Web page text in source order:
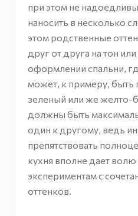
при этом не
наносить в несколько
этом родственные
друг от друга на тон
оформлении спальни,
может, к примеру, быть
зеленый или же желто-
должны быть
один к другому, ведь
препятствовать
кухня вполне дает волю
экспериментам с
оттенков.